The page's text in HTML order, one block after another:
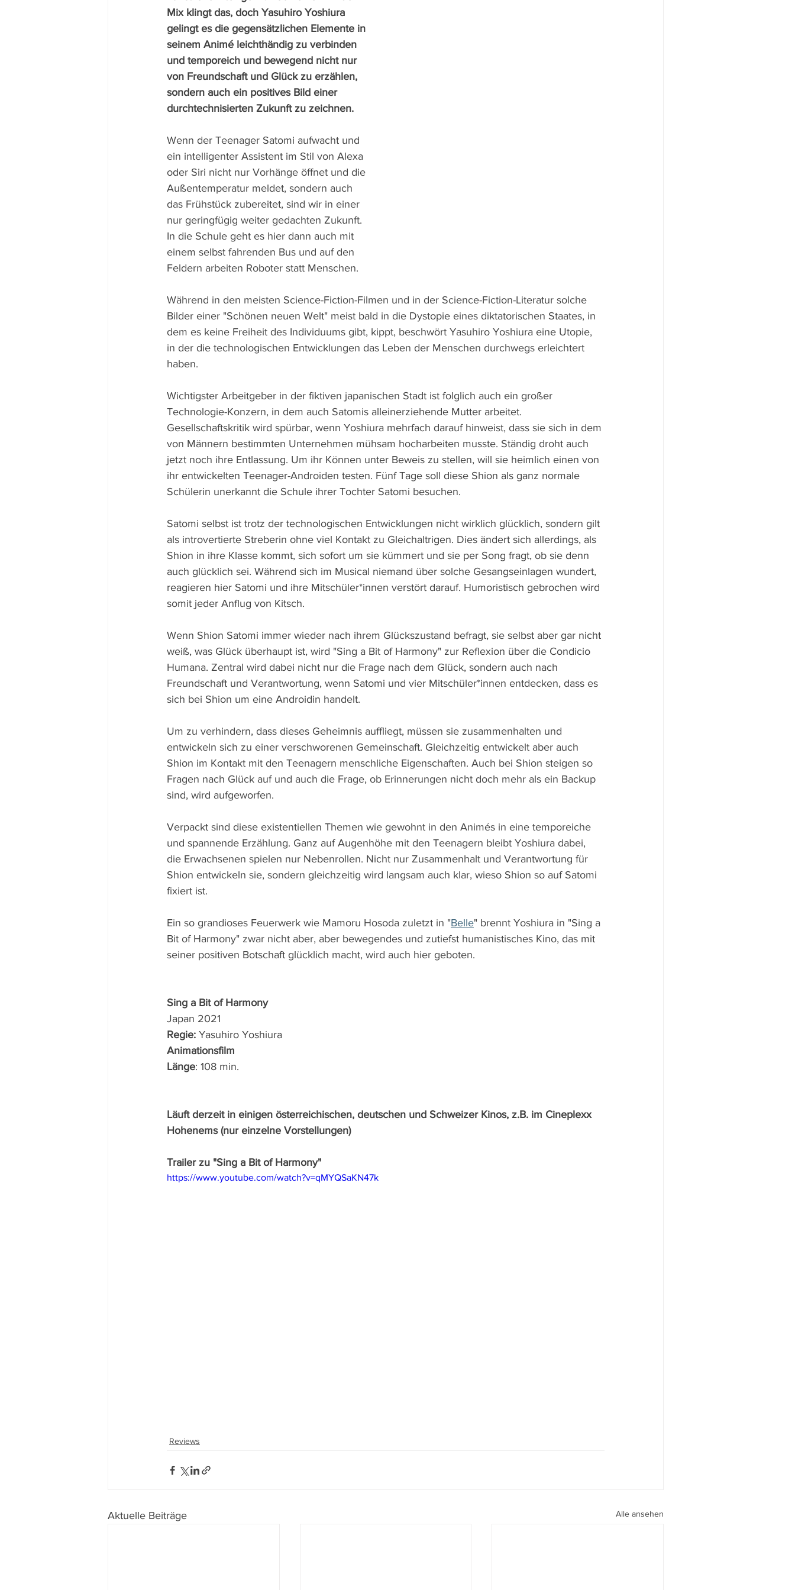
Mix klingt das, doch Yasuhiro Yoshiura
gelingt es die gegensätzlichen Elemente in
seinem Animé leichthändig zu verbinden
und temporeich und bewegend nicht nur
von Freundschaft und Glück zu erzählen,
sondern auch ein positives Bild einer
durchtechnisierten Zukunft zu zeichnen.
Wenn der Teenager Satomi aufwacht und
ein intelligenter Assistent im Stil von Alexa
oder Siri nicht nur Vorhänge öffnet und die
Außentemperatur meldet, sondern auch
das Frühstück zubereitet, sind wir in einer
nur geringfügig weiter gedachten Zukunft.
In die Schule geht es hier dann auch mit
einem selbst fahrenden Bus und auf den
Feldern arbeiten Roboter statt Menschen.
Während in den meisten Science-Fiction-Filmen und in der Science-Fiction-Literatur solche
Bilder einer "Schönen neuen Welt" meist bald in die Dystopie eines diktatorischen Staates, in
dem es keine Freiheit des Individuums gibt, kippt, beschwört Yasuhiro Yoshiura eine Utopie,
in der die technologischen Entwicklungen das Leben der Menschen durchwegs erleichtert
haben.
Wichtigster Arbeitgeber in der fiktiven japanischen Stadt ist folglich auch ein großer
Technologie-Konzern, in dem auch Satomis alleinerziehende Mutter arbeitet.
Gesellschaftskritik wird spürbar, wenn Yoshiura mehrfach darauf hinweist, dass sie sich in dem
von Männern bestimmten Unternehmen mühsam hocharbeiten musste. Ständig droht auch
jetzt noch ihre Entlassung. Um ihr Können unter Beweis zu stellen, will sie heimlich einen von
ihr entwickelten Teenager-Androiden testen. Fünf Tage soll diese Shion als ganz normale
Schülerin unerkannt die Schule ihrer Tochter Satomi besuchen.
Satomi selbst ist trotz der technologischen Entwicklungen nicht wirklich glücklich, sondern gilt
als introvertierte Streberin ohne viel Kontakt zu Gleichaltrigen. Dies ändert sich allerdings, als
Shion in ihre Klasse kommt, sich sofort um sie kümmert und sie per Song fragt, ob sie denn
auch glücklich sei. Während sich im Musical niemand über solche Gesangseinlagen wundert,
reagieren hier Satomi und ihre Mitschüler*innen verstört darauf. Humoristisch gebrochen wird
somit jeder Anflug von Kitsch.
Wenn Shion Satomi immer wieder nach ihrem Glückszustand befragt, sie selbst aber gar nicht
weiß, was Glück überhaupt ist, wird "Sing a Bit of Harmony" zur Reflexion über die Condicio
Humana. Zentral wird dabei nicht nur die Frage nach dem Glück, sondern auch nach
Freundschaft und Verantwortung, wenn Satomi und vier Mitschüler*innen entdecken, dass es
sich bei Shion um eine Androidin handelt.
Um zu verhindern, dass dieses Geheimnis auffliegt, müssen sie zusammenhalten und
entwickeln sich zu einer verschworenen Gemeinschaft. Gleichzeitig entwickelt aber auch
Shion im Kontakt mit den Teenagern menschliche Eigenschaften. Auch bei Shion steigen so
Fragen nach Glück auf und auch die Frage, ob Erinnerungen nicht doch mehr als ein Backup
sind, wird aufgeworfen.
Verpackt sind diese existentiellen Themen wie gewohnt in den Animés in eine temporeiche
und spannende Erzählung. Ganz auf Augenhöhe mit den Teenagern bleibt Yoshiura dabei,
die Erwachsenen spielen nur Nebenrollen. Nicht nur Zusammenhalt und Verantwortung für
Shion entwickeln sie, sondern gleichzeitig wird langsam auch klar, wieso Shion so auf Satomi
fixiert ist.
Ein so grandioses Feuerwerk wie Mamoru Hosoda zuletzt in "Belle" brennt Yoshiura in "Sing a
Bit of Harmony" zwar nicht aber, aber bewegendes und zutiefst humanistisches Kino, das mit
seiner positiven Botschaft glücklich macht, wird auch hier geboten.
Sing a Bit of Harmony
Japan 2021
Regie: Yasuhiro Yoshiura
Animationsfilm
Länge: 108 min.
Läuft derzeit in einigen österreichischen, deutschen und Schweizer Kinos, z.B. im Cineplexx
Hohenems (nur einzelne Vorstellungen)
Trailer zu "Sing a Bit of Harmony"
https://www.youtube.com/watch?v=qMYQSaKN47k
Reviews
Aktuelle Beiträge Alle ansehen